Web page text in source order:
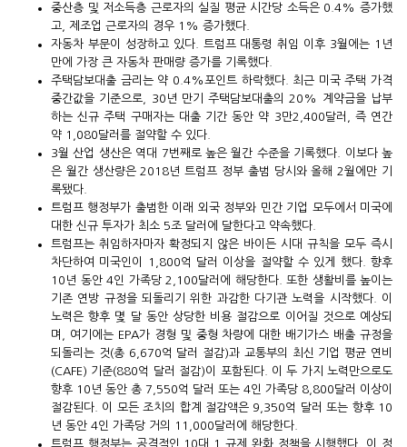
중산층 및 저소득층 근로자의 실질 평균 시간당 소득은 0.4% 증가했
고, 제조업 근로자의 경우 1% 증가했다.
자동차 부문이 성장하고 있다. 트럼프 대통령 취임 이후 3월에는 1년
만에 가장 큰 자동차 판매량 증가를 기록했다.
주택담보대출 금리는 약 0.4%포인트 하락했다. 최근 미국 주택 가격
중간값을 기준으로, 30년 만기 주택담보대출의 20% 계약금을 납부
하는 신규 주택 구매자는 대출 기간 동안 약 3만2,400달러, 즉 연간
약 1,080달러를 절약할 수 있다.
3월 산업 생산은 역대 7번째로 높은 월간 수준을 기록했다. 이보다 높
은 월간 생산량은 2018년 트럼프 정부 출범 당시와 올해 2월에만 기
록됐다.
트럼프 행정부가 출범한 이래 외국 정부와 민간 기업 모두에서 미국에
대한 신규 투자가 최소 5조 달러에 달한다고 약속했다.
트럼프는 취임하자마자 확정되지 않은 바이든 시대 규칙을 모두 즉시
차단하여 미국인이 1,800억 달러 이상을 절약할 수 있게 했다. 향후
10년 동안 4인 가족당 2,100달러에 해당한다. 또한 생활비를 높이는
기존 연방 규정을 되돌리기 위한 과감한 다기관 노력을 시작했다. 이
노력은 향후 몇 달 동안 상당한 비용 절감으로 이어질 것으로 예상되
며, 여기에는 EPA가 경형 및 중형 차량에 대한 배기가스 배출 규정을
되돌리는 것(총 6,670억 달러 절감)과 교통부의 최신 기업 평균 연비
(CAFE) 기준(880억 달러 절감)이 포함된다. 이 두 가지 노력만으로도
향후 10년 동안 총 7,550억 달러 또는 4인 가족당 8,800달러 이상이
절감된다. 이 모든 조치의 합계 절감액은 9,350억 달러 또는 향후 10
년 동안 4인 가족당 거의 11,000달러에 해당한다.
트럼프 행정부는 공격적인 10대 1 규제 완화 정책을 시행했다. 이 정